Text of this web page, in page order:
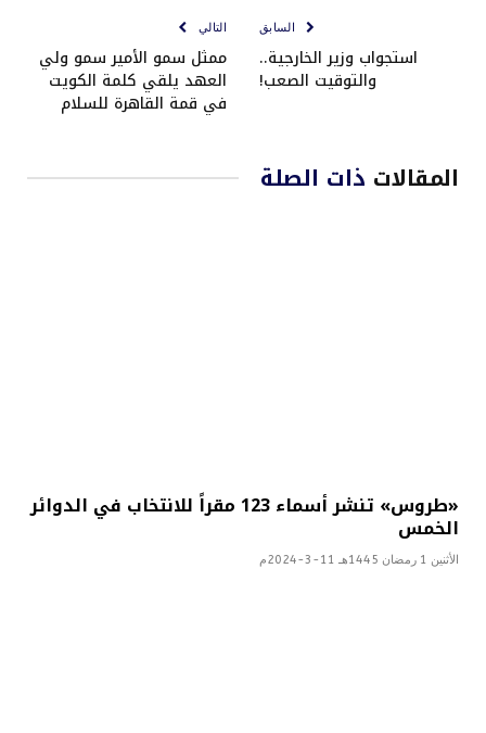
السابق
استجواب وزير الخارجية..
والتوقيت الصعب!
التالي
ممثل سمو الأمير سمو ولي
العهد يلقي كلمة الكويت
في قمة القاهرة للسلام
المقالات ذات الصلة
«طروس» تنشر أسماء 123 مقراً للانتخاب في الدوائر
الخمس
الأثنين 1 رمضان 1445هـ 11-3-2024م